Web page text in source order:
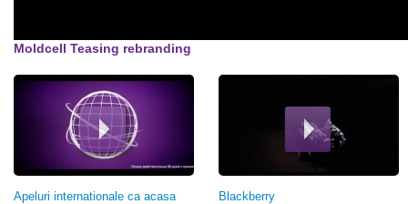
Moldcell Teasing rebranding
Apeluri internationale ca acasa Blackberry
Страницы